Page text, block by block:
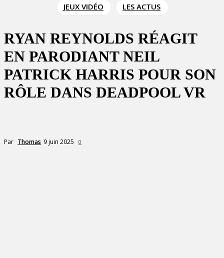
JEUX VIDÉO LES ACTUS
RYAN REYNOLDS RÉAGIT
EN PARODIANT NEIL
PATRICK HARRIS POUR SON
RÔLE DANS DEADPOOL VR
Par Thomas 9 juin 2025 0